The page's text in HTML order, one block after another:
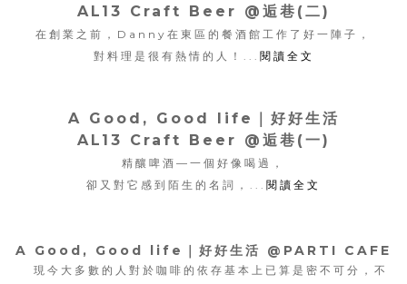
AL13 Craft Beer @逅巷(二)
在創業之前，Danny在東區的餐酒館工作了好一陣子，
對料理是很有熱情的人！... 閱讀全文
A Good, Good life｜好好生活
AL13 Craft Beer @逅巷(一)
精釀啤酒—一個好像喝過，
卻又對它感到陌生的名詞，... 閱讀全文
A Good, Good life｜好好生活 @PARTI CAFE
現今大多數的人對於咖啡的依存基本上已算是密不可分， 不